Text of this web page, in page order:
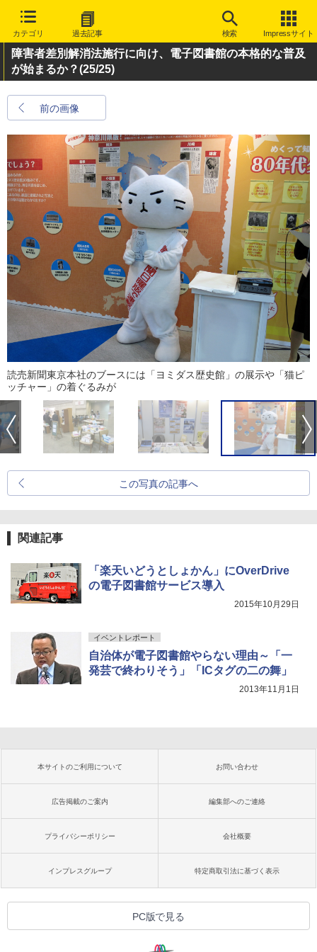
カテゴリ 過去記事 検索 Impressサイト
障害者差別解消法施行に向け、電子図書館の本格的な普及
が始まるか？(25/25)
前の画像
読売新聞東京本社のブースには「ヨミダス歴史館」の展示や「猫ピ
ッチャー」の着ぐるみが
この写真の記事へ
関連記事
「楽天いどうとしょかん」にOverDrive
の電子図書館サービス導入
2015年10月29日
イベントレポート
自治体が電子図書館やらない理由～「一
発芸で終わりそう」「ICタグの二の舞」
2013年11月1日
本サイトのご利用について お問い合わせ
広告掲載のご案内 編集部へのご連絡
プライバシーポリシー 会社概要
インプレスグループ 特定商取引法に基づく表示
PC版で見る